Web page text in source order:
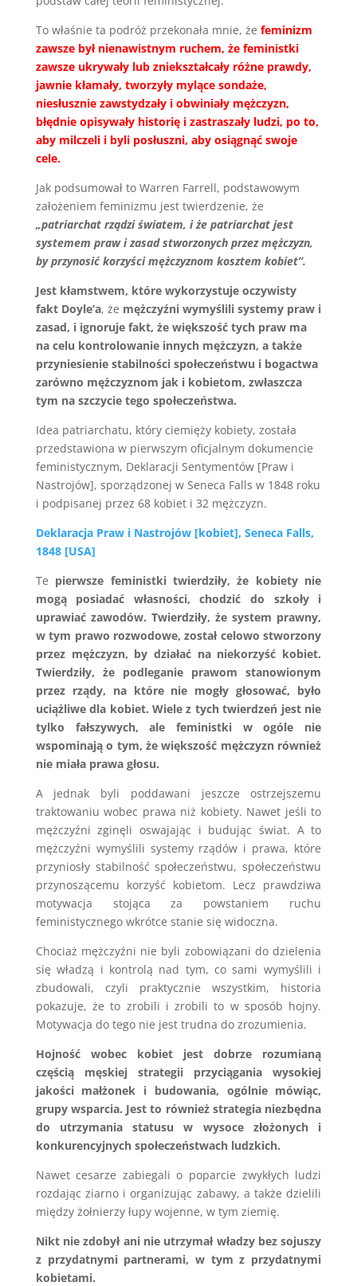
To właśnie ta podróż przekonała mnie, że feminizm
zawsze był nienawistnym ruchem, że feministki
zawsze ukrywały lub zniekształcały różne prawdy,
jawnie kłamały, tworzyły mylące sondaże,
niesłusznie zawstydzały i obwiniały mężczyzn,
błędnie opisywały historię i zastraszały ludzi, po to,
aby milczeli i byli posłuszni, aby osiągnąć swoje
cele.
Jak podsumował to Warren Farrell, podstawowym
założeniem feminizmu jest twierdzenie, że
„patriarchat rządzi światem, i że patriarchat jest
systemem praw i zasad stworzonych przez mężczyzn,
by przynosić korzyści mężczyznom kosztem kobiet”.
Jest kłamstwem, które wykorzystuje oczywisty
fakt Doyle’a, że mężczyźni wymyślili systemy praw i
zasad, i ignoruje fakt, że większość tych praw ma
na celu kontrolowanie innych mężczyzn, a także
przyniesienie stabilności społeczeństwu i bogactwa
zarówno mężczyznom jak i kobietom, zwłaszcza
tym na szczycie tego społeczeństwa.
Idea patriarchatu, który ciemięży kobiety, została
przedstawiona w pierwszym oficjalnym dokumencie
feministycznym, Deklaracji Sentymentów [Praw i
Nastrojów], sporządzonej w Seneca Falls w 1848 roku
i podpisanej przez 68 kobiet i 32 mężczyzn.
Deklaracja Praw i Nastrojów [kobiet], Seneca Falls,
1848 [USA]
Te pierwsze feministki twierdziły, że kobiety nie
mogą posiadać własności, chodzić do szkoły i
uprawiać zawodów. Twierdziły, że system prawny,
w tym prawo rozwodowe, został celowo stworzony
przez mężczyzn, by działać na niekorzyść kobiet.
Twierdziły, że podleganie prawom stanowionym
przez rządy, na które nie mogły głosować, było
uciążliwe dla kobiet. Wiele z tych twierdzeń jest nie
tylko fałszywych, ale feministki w ogóle nie
wspominają o tym, że większość mężczyzn również
nie miała prawa głosu.
A jednak byli poddawani jeszcze ostrzejszemu
traktowaniu wobec prawa niż kobiety. Nawet jeśli to
mężczyźni zginęli oswajając i budując świat. A to
mężczyźni wymyślili systemy rządów i prawa, które
przyniosły stabilność społeczeństwu, społeczeństwu
przynoszącemu korzyść kobietom. Lecz prawdziwa
motywacja stojąca za powstaniem ruchu
feministycznego wkrótce stanie się widoczna.
Chociaż mężczyźni nie byli zobowiązani do dzielenia
się władzą i kontrolą nad tym, co sami wymyślili i
zbudowali, czyli praktycznie wszystkim, historia
pokazuje, że to zrobili i zrobili to w sposób hojny.
Motywacja do tego nie jest trudna do zrozumienia.
Hojność wobec kobiet jest dobrze rozumianą
częścią męskiej strategii przyciągania wysokiej
jakości małżonek i budowania, ogólnie mówiąc,
grupy wsparcia. Jest to również strategia niezbędna
do utrzymania statusu w wysoce złożonych i
konkurencyjnych społeczeństwach ludzkich.
Nawet cesarze zabiegali o poparcie zwykłych ludzi
rozdając ziarno i organizując zabawy, a także dzielili
między żołnierzy łupy wojenne, w tym ziemię.
Nikt nie zdobył ani nie utrzymał władzy bez sojuszy
z przydatnymi partnerami, w tym z przydatnymi
kobietami.